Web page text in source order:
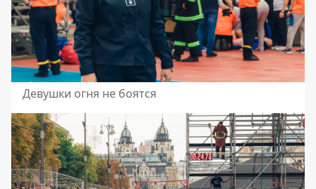
Девушки огня не боятся